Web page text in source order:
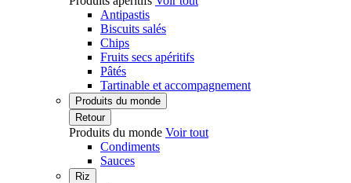
Antipastis
Biscuits salés
Chips
Fruits secs apéritifs
Pâtés
Tartinable et accompagnement
Produits du monde
Retour
Produits du monde Voir tout
Condiments
Sauces
Riz